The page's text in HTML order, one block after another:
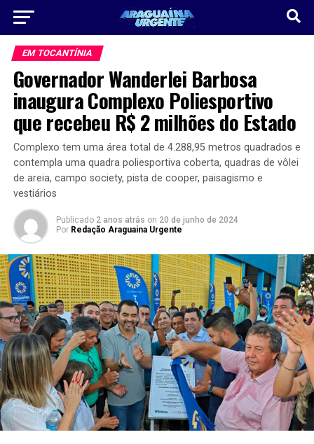
EM TOCANTÍNIA
Governador Wanderlei Barbosa
inaugura Complexo Poliesportivo
que recebeu R$ 2 milhões do Estado
Complexo tem uma área total de 4.288,95 metros quadrados e
contempla uma quadra poliesportiva coberta, quadras de vôlei
de areia, campo society, pista de cooper, paisagismo e
vestiários
Publicado 2 anos atrás on 20 de junho de 2024
Por Redação Araguaina Urgente